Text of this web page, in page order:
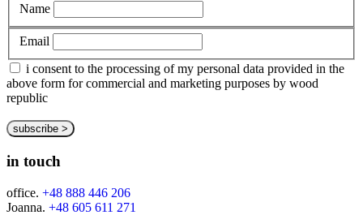
Name
Email
i consent to the processing of my personal data provided in the
above form for commercial and marketing purposes by wood
republic
in touch
office. +48 888 446 206
Joanna. +48 605 611 271